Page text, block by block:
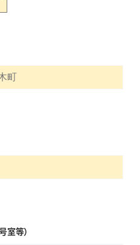
室等）